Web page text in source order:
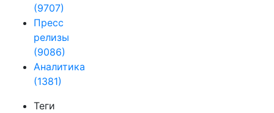
(9707)
Пресс
релизы
(9086)
Аналитика
(1381)
Теги